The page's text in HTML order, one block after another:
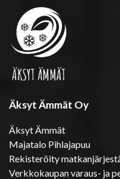
Äksyt Ämmät Oy
Äksyt Ämmät
Majatalo Pihlajapuu
Rekisteröity
Verkkokaupan varaus- ja